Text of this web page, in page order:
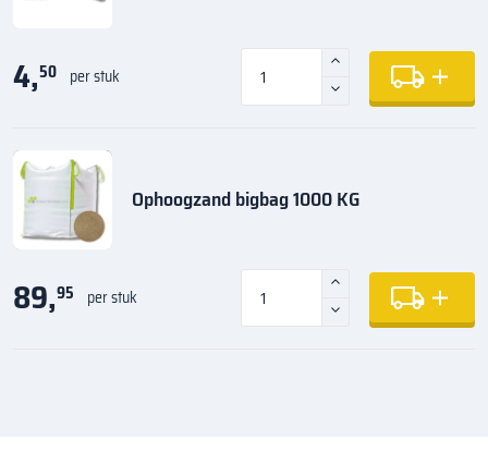
4,50 per stuk
Ophoogzand bigbag 1000 KG
89,95 per stuk